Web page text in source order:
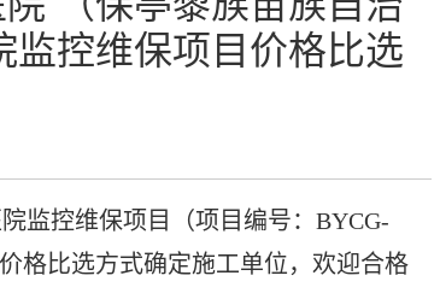
监控维保项目价格比选
控维保项目（项目编号：BYCG-
格比选方式确定施工单位，欢迎合格